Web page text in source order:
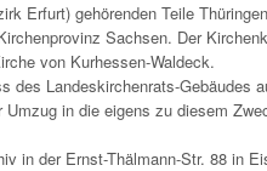
Erfurt) gehörenden Teile
Sachsen. Der
von Kurhessen-Waldeck.
des Landeskirchenrats-Gebäudes
in die eigens zu diesem
in der Ernst-Thälmann-Str. 88 in